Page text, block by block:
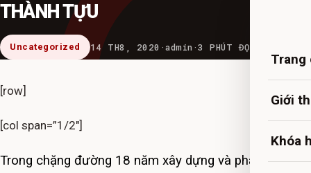
Trang
Giới
Khóa
THÀNH TỰU
Uncategorized 14 TH8, 2020 ·admin ·3 PHÚT ĐỌC
[row]
[col span=”1/2″]
Trong chặng đường 18 năm xây dựng và phát triển,